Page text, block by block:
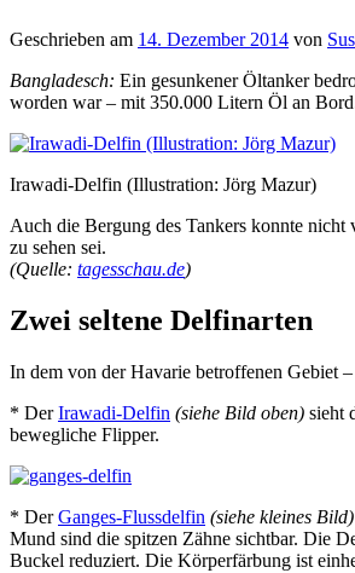
Geschrieben am 14. Dezember 2014 von
Bangladesch: Ein gesunkener Öltanker
worden war – mit 350.000 Litern Öl an
Irawadi-Delfin (Illustration: Jörg Mazur)
Auch die Bergung des Tankers konnte nicht
zu sehen sei.
(Quelle: tagesschau.de)
Zwei seltene Delfinarten
In dem von der Havarie betroffenen Gebiet –
* DerIrawadi-Delfin (siehe Bild oben) sieht
bewegliche Flipper.
* DerGanges-Flussdelfin (siehe kleines Bild)
Mund sind die spitzen Zähne sichtbar. Die
Buckel reduziert. Die Körperfärbung ist